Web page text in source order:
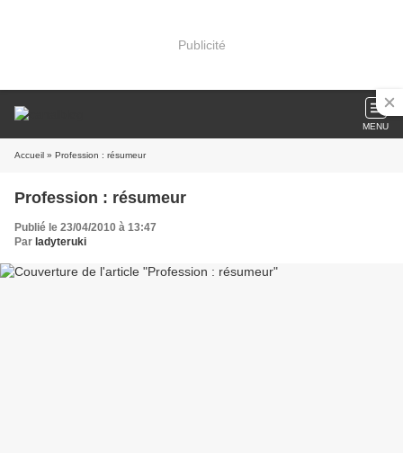
Publicité
MENU
Accueil » Profession : résumeur
Profession : résumeur
Publié le 23/04/2010 à 13:47
Par ladyteruki